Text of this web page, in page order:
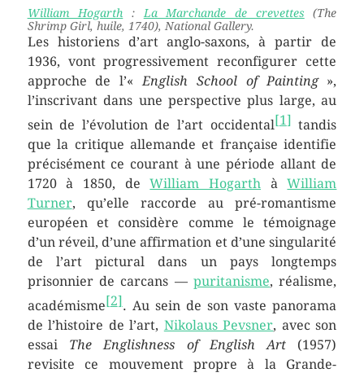
William Hogarth : La Marchande de crevettes (The
Shrimp Girl, huile, 1740), National Gallery.
Les historiens d’art anglo-saxons, à partir de
1936, vont progressivement reconfigurer cette
approche de l’« English School of Painting»,
l’inscrivant dans une perspective plus large, au
sein de l’évolution de l’art occidental[1] tandis
que la critique allemande et française identifie
précisément ce courant à une période allant de
1720 à 1850, deWilliam Hogarth àWilliam
Turner, qu’elle raccorde au pré-romantisme
européen et considère comme le témoignage
d’un réveil, d’une affirmation et d’une singularité
de l’art pictural dans un pays longtemps
prisonnier de carcans —puritanisme, réalisme,
académisme[2]. Au sein de son vaste panorama
de l’histoire de l’art, Nikolaus Pevsner, avec son
essai The Englishness of English Art (1957)
revisite ce mouvement propre à la Grande-